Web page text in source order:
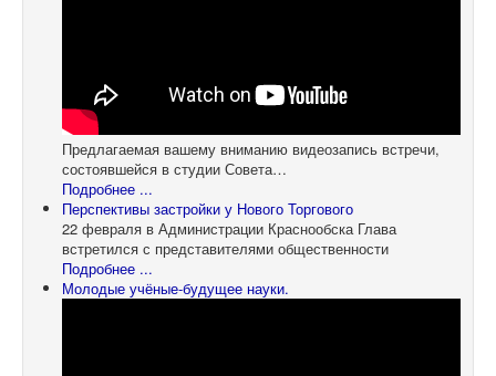
Предлагаемая вашему вниманию видеозапись встречи,
состоявшейся в студии Совета…
Подробнее ...
Перспективы застройки у Нового Торгового
22 февраля в Администрации Краснообска Глава
встретился с представителями общественности
Подробнее ...
Молодые учёные-будущее науки.